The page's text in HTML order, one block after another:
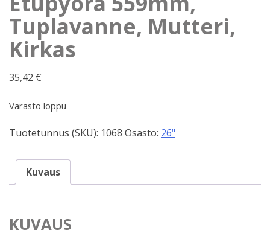
Tuplavanne, Mutteri,
Kirkas
35,42 €
Varasto loppu
Tuotetunnus (SKU): 1068 Osasto: 26"
Kuvaus
KUVAUS